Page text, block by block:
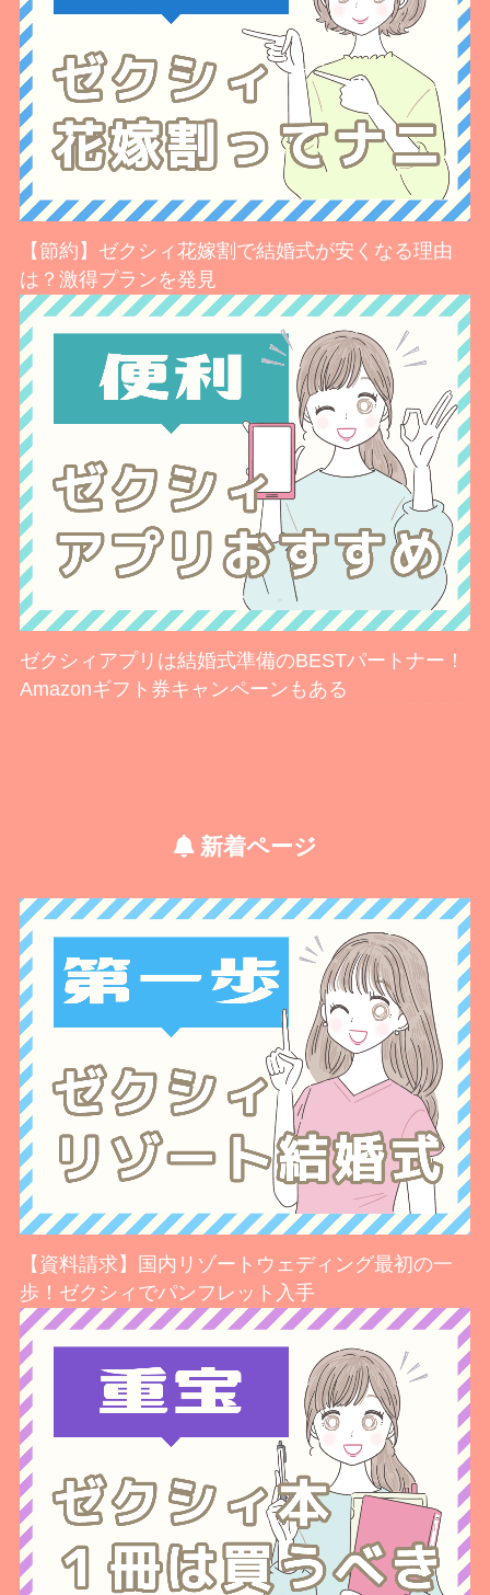
【節約】ゼクシィ花嫁割で結婚式が安くなる理由
は？激得プランを発見
ゼクシィアプリは結婚式準備のBESTパートナー！
Amazonギフト券キャンペーンもある
新着ページ
【資料請求】国内リゾートウェディング最初の一
歩！ゼクシィでパンフレット入手